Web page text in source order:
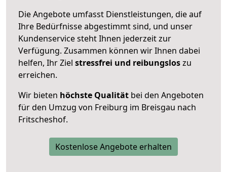
Die Angebote umfasst Dienstleistungen, die auf
Ihre Bedürfnisse abgestimmt sind, und unser
Kundenservice steht Ihnen jederzeit zur
Verfügung. Zusammen können wir Ihnen dabei
helfen, Ihr Ziel stressfrei und reibungsloszu
erreichen.
Wir bieten höchste Qualität bei den Angeboten
für den Umzug von Freiburg im Breisgau nach
Fritscheshof.
Kostenlose Angebote erhalten